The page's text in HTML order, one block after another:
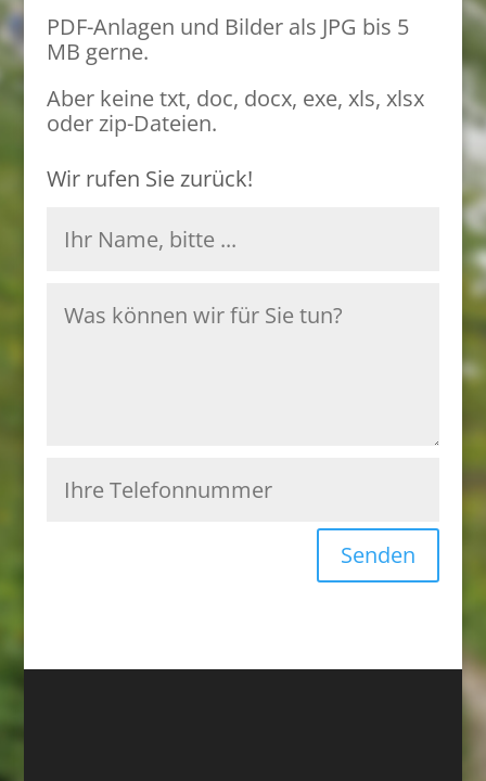
PDF-Anlagen und Bilder als JPG bis 5
MB gerne.
Aber keine txt, doc, docx, exe, xls, xlsx
oder zip-Dateien.
Wir rufen Sie zurück!
Senden